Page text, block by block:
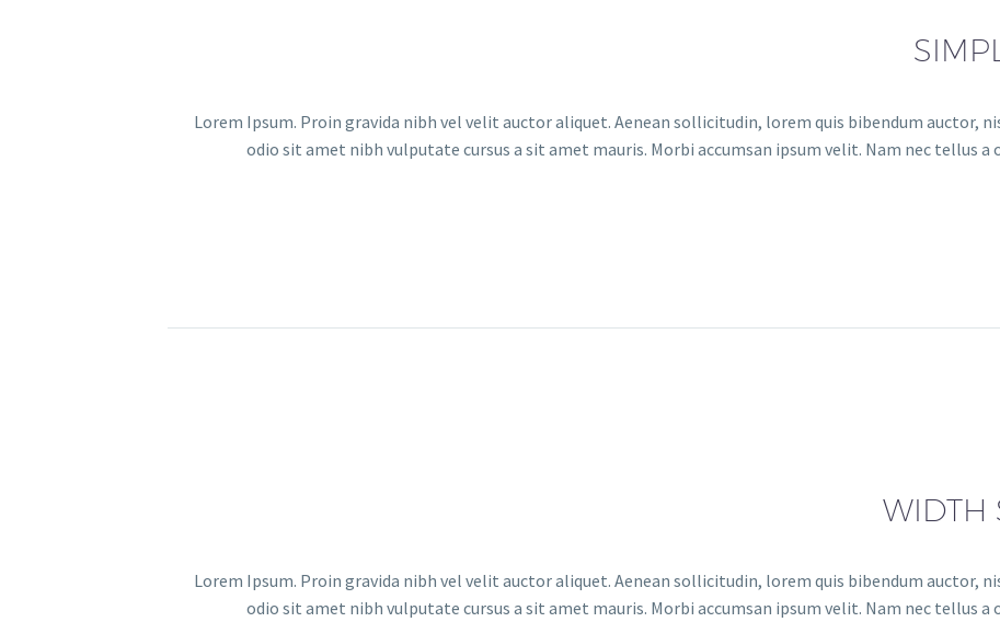
Lorem Ipsum. Proin gravida nibh vel velit auctor aliquet. Aenean sollicitudin, lorem quis bibendum auctor,
odio sit amet nibh vulputate cursus a sit amet mauris. Morbi accumsan ipsum velit. Nam nec tellus
Lorem Ipsum. Proin gravida nibh vel velit auctor aliquet. Aenean sollicitudin, lorem quis bibendum auctor,
odio sit amet nibh vulputate cursus a sit amet mauris. Morbi accumsan ipsum velit. Nam nec tellus